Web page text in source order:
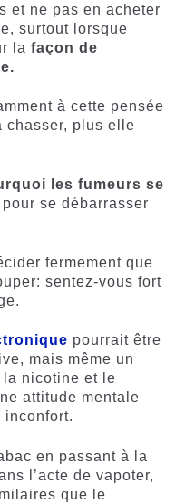
et ne pas en acheter
surtout lorsque
la façon de
à cette pensée
chasser, plus elle
les fumeurs se
pour se débarrasser
fermement que
sentez-vous fort
pourrait être
mais même un
la nicotine et le
attitude mentale
inconfort.
en passant à la
l’acte de vapoter,
que le